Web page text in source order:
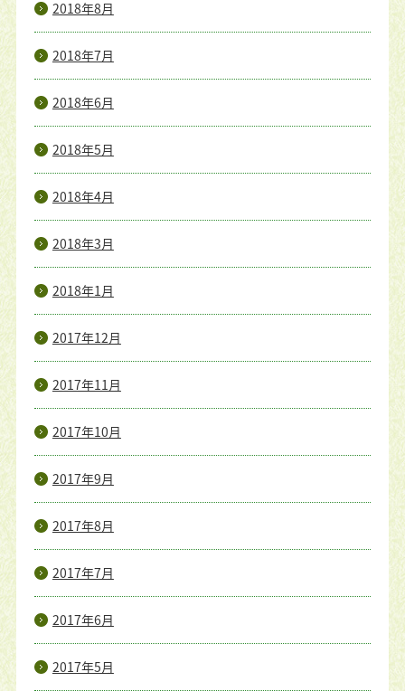
2018年8月
2018年7月
2018年6月
2018年5月
2018年4月
2018年3月
2018年1月
2017年12月
2017年11月
2017年10月
2017年9月
2017年8月
2017年7月
2017年6月
2017年5月